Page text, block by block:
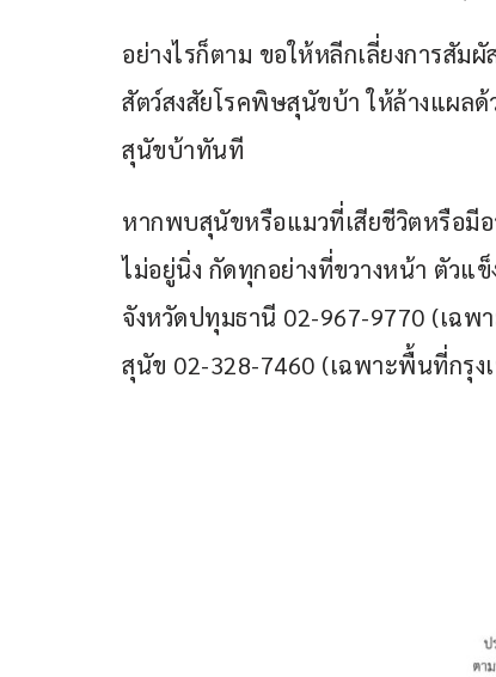
อย่างไรก็ตาม ขอให้หลีกเลี่ยงการสั
สัตว์สงสัยโรคพิษสุนัขบ้า ให้ล้างแผ
สุนัขบ้าทันที
หากพบสุนัขหรือแมวที่เสียชีวิตหรือมีอ
ไม่อยู่นิ่ง กัดทุกอย่างที่ขวางหน้า ตัวแ
จังหวัดปทุมธานี 02-967-9770 (เฉ
สุนัข 02-328-7460 (เฉพาะพื้นที่กรุ